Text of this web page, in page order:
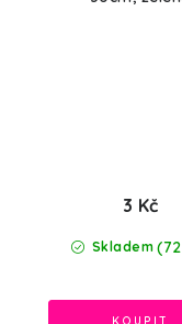
Skladem
3 Kč